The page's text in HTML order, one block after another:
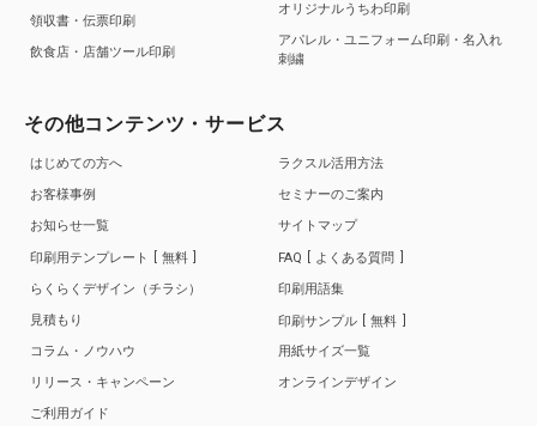
領収書・伝票印刷
飲食店・店舗ツール印刷
オリジナルうちわ印刷
アパレル・ユニフォーム印刷・名入れ
刺繍
その他コンテンツ・サービス
はじめての方へ
お客様事例
お知らせ一覧
印刷用テンプレート
無料
らくらくデザイン（チラシ）
見積もり
コラム・ノウハウ
リリース・キャンペーン
ご利用ガイド
ラクスル活用方法
セミナーのご案内
サイトマップ
FAQ
よくある質問
印刷用語集
印刷サンプル
無料
用紙サイズ一覧
オンラインデザイン